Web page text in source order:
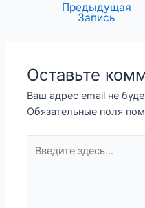
Предыдущая
Запись
Оставьте
Ваш адрес email не
Обязательные поля
здесь...